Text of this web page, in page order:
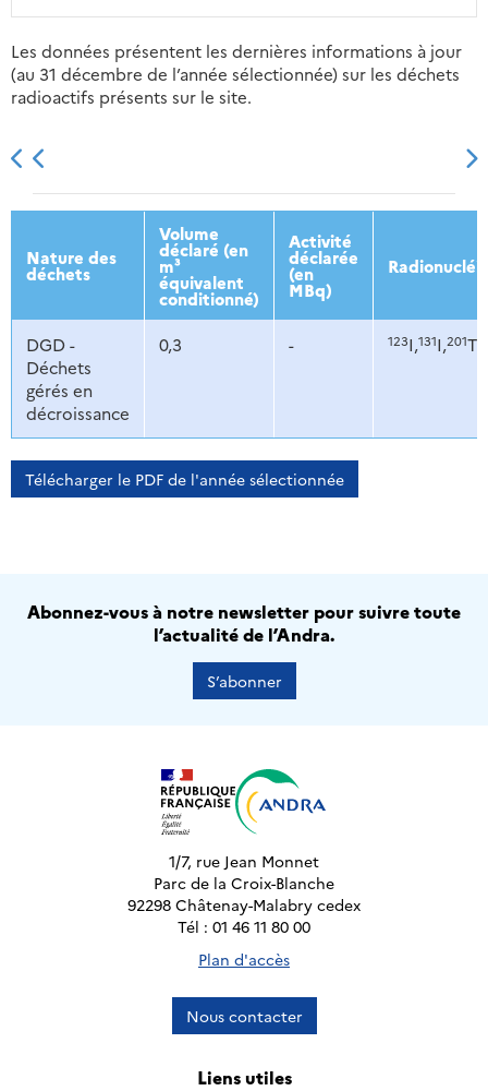
Les données présentent les dernières informations à jour
(au 31 décembre de l’année sélectionnée) sur les déchets
radioactifs présents sur le site.
2013 2014 2015 2016
Nature des
déchets
Volume
déclaré (en
m³
équivalent
conditionné)
Activité
déclarée
(en
MBq)
DGD -
Déchets
gérés en
décroissance
0,3 - 123I,131I,201Tl,
Télécharger le PDF de l'année sélectionnée
Abonnez-vous à notre newsletter pour suivre toute
l’actualité de l’Andra.
S’abonner
1/7, rue Jean Monnet
Parc de la Croix-Blanche
92298 Châtenay-Malabry cedex
Tél : 01 46 11 80 00
Plan d'accès
Nous contacter
Liens utiles